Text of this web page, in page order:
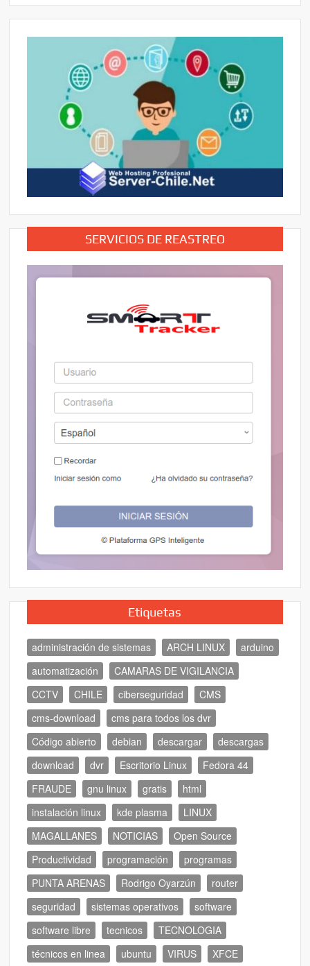
SERVICIOS DE REASTREO
Etiquetas
administración de sistemas ARCH LINUX
arduino
automatización
CAMARAS DE VIGILANCIA
CCTV
CHILE ciberseguridad
CMS
cms-download
cms para todos los dvr
Código abierto
debian descargar
descargas
download
dvr Escritorio Linux
Fedora 44
FRAUDE
gnu linux gratis
html
instalación linux
kde plasma
LINUX
MAGALLANES
NOTICIAS
Open Source
Productividad
programación
programas
PUNTA ARENAS
Rodrigo Oyarzún
router
seguridad
sistemas operativos
software
software libre
tecnicos
TECNOLOGIA
técnicos en linea
ubuntu VIRUS XFCE